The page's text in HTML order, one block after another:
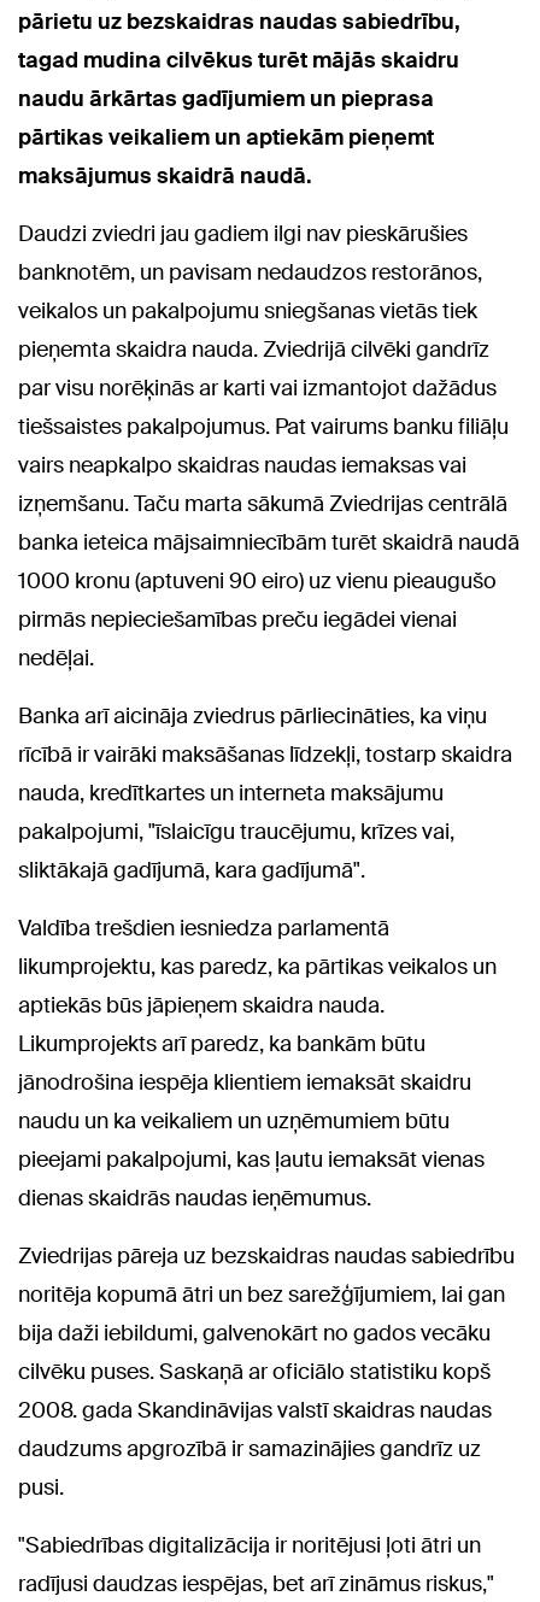
pārietu uz bezskaidras naudas sabiedrību,
tagad mudina cilvēkus turēt mājās skaidru
naudu ārkārtas gadījumiem un pieprasa
pārtikas veikaliem un aptiekām pieņemt
maksājumus skaidrā naudā.
Daudzi zviedri jau gadiem ilgi nav pieskārušies
banknotēm, un pavisam nedaudzos restorānos,
veikalos un pakalpojumu sniegšanas vietās tiek
pieņemta skaidra nauda. Zviedrijā cilvēki gandrīz
par visu norēķinās ar karti vai izmantojot dažādus
tiešsaistes pakalpojumus. Pat vairums banku filiāļu
vairs neapkalpo skaidras naudas iemaksas vai
izņemšanu. Taču marta sākumā Zviedrijas centrālā
banka ieteica mājsaimniecībām turēt skaidrā naudā
1000 kronu (aptuveni 90 eiro) uz vienu pieaugušo
pirmās nepieciešamības preču iegādei vienai
nedēļai.
Banka arī aicināja zviedrus pārliecināties, ka viņu
rīcībā ir vairāki maksāšanas līdzekļi, tostarp skaidra
nauda, kredītkartes un interneta maksājumu
pakalpojumi, "īslaicīgu traucējumu, krīzes vai,
sliktākajā gadījumā, kara gadījumā".
Valdība trešdien iesniedza parlamentā
likumprojektu, kas paredz, ka pārtikas veikalos un
aptiekās būs jāpieņem skaidra nauda.
Likumprojekts arī paredz, ka bankām būtu
jānodrošina iespēja klientiem iemaksāt skaidru
naudu un ka veikaliem un uzņēmumiem būtu
pieejami pakalpojumi, kas ļautu iemaksāt vienas
dienas skaidrās naudas ieņēmumus.
Zviedrijas pāreja uz bezskaidras naudas sabiedrību
noritēja kopumā ātri un bez sarežģījumiem, lai gan
bija daži iebildumi, galvenokārt no gados vecāku
cilvēku puses. Saskaņā ar oficiālo statistiku kopš
2008. gada Skandināvijas valstī skaidras naudas
daudzums apgrozībā ir samazinājies gandrīz uz
pusi.
"Sabiedrības digitalizācija ir noritējusi ļoti ātri un
radījusi daudzas iespējas, bet arī zināmus riskus,"